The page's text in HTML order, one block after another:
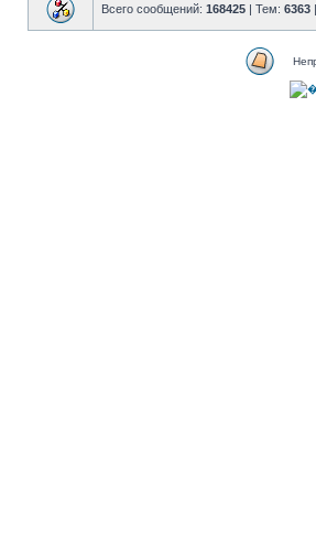
Всего сообщений: 168425 | Тем: 6363